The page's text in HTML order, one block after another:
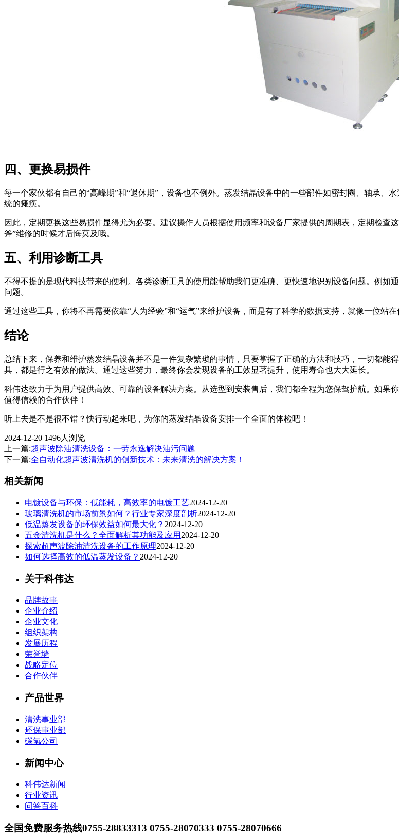
四、更换易损件
每一个家伙都有自己的“高峰期”和“退休期”，设备也不例外。蒸发结晶设备中的一些部件如密封圈、轴承、
统的瘫痪。
因此，定期更换这些易损件显得尤为必要。建议操作人员根据使用频率和设备厂家提供的周期表，定期检查
斧”维修的时候才后悔莫及哦。
五、利用诊断工具
不得不提的是现代科技带来的便利。各类诊断工具的使用能帮助我们更准确、更快速地识别设备问题。例
问题。
通过这些工具，你将不再需要依靠“人为经验”和“运气”来维护设备，而是有了科学的数据支持，就像一位站在
结论
总结下来，保养和维护蒸发结晶设备并不是一件复杂繁琐的事情，只要掌握了正确的方法和技巧，一切都
具，都是行之有效的做法。通过这些努力，最终你会发现设备的工效显著提升，使用寿命也大大延长。
科伟达致力于为用户提供高效、可靠的设备解决方案。从选型到安装售后，我们都全程为您保驾护航。如
值得信赖的合作伙伴！
听上去是不是很不错？快行动起来吧，为你的蒸发结晶设备安排一个全面的体检吧！
2024-12-20 1496人浏览
上一篇:超声波除油清洗设备：一劳永逸解决油污问题
下一篇:全自动化超声波清洗机的创新技术：未来清洗的解决方案！
相关新闻
电镀设备与环保：低能耗，高效率的电镀工艺2024-12-20
玻璃清洗机的市场前景如何？行业专家深度剖析2024-12-20
低温蒸发设备的环保效益如何最大化？ 2024-12-20
五金清洗机是什么？全面解析其功能及应用 2024-12-20
探索超声波除油清洗设备的工作原理2024-12-20
如何选择高效的低温蒸发设备？ 2024-12-20
关于科伟达
品牌故事
企业介绍
企业文化
组织架构
发展历程
荣誉墙
战略定位
合作伙伴
产品世界
清洗事业部
环保事业部
碳氢公司
新闻中心
科伟达新闻
行业资讯
问答百科
全国免费服务热线0755-28833313 0755-28070333 0755-28070666